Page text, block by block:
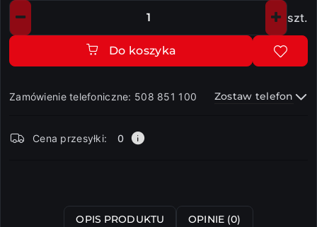
Ilość szt.
Do koszyka
Zamówienie telefoniczne: 508 851 100 Zostaw telefon
i
Cena przesyłki: 0
OPIS PRODUKTU OPINIE (0)